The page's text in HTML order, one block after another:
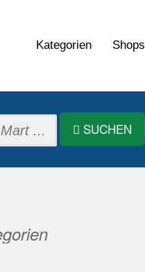
Kategorien Shops
SUCHEN